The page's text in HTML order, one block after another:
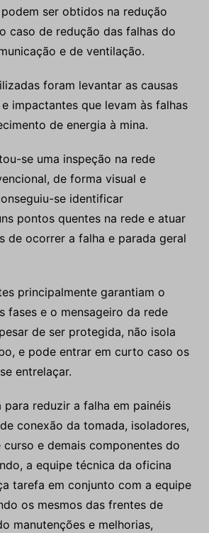
ser obtidos na redução
caso de redução das falhas do
e de ventilação.
foram levantar as causas
impactantes que levam às falhas
de energia à mina.
se uma inspeção na rede
de forma visual e
se identificar
pontos quentes na rede e atuar
de ocorrer a falha e parada geral
principalmente garantiam o
fases e o mensageiro da rede
de ser protegida, não isola
e pode entrar em curto caso os
entrelaçar.
reduzir a falha em painéis
conexão da tomada, isoladores,
e demais componentes do
a equipe técnica da oficina
tarefa em conjunto com a equipe
os mesmos das frentes de
manutenções e melhorias,